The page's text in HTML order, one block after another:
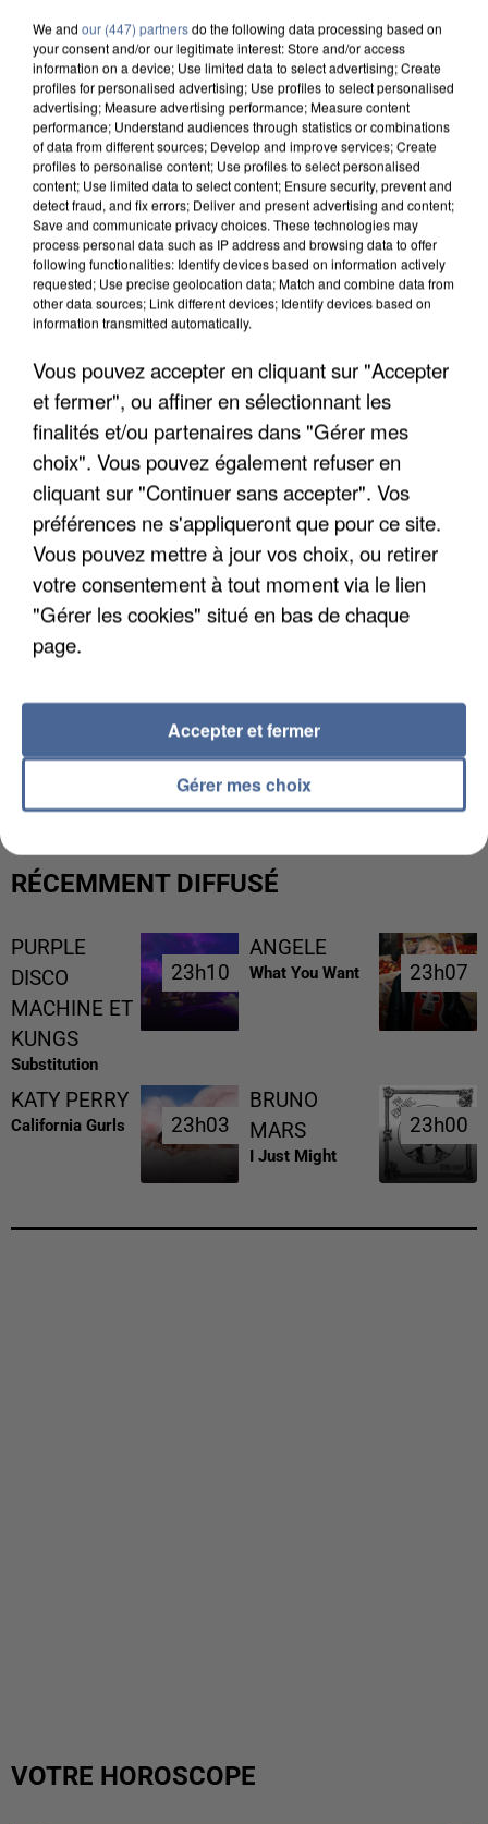
UN SECOND CADRE DE LA DZ MAFIA
UNE TOURISTE DE L’OISE EMPORTÉE PAR UNE
COULÉE DE BOUE EN HAUTE-SAVOIE
RÉCEMMENT DIFFUSÉ
PURPLE
DISCO
MACHINE ET
KUNGS
Substitution
23h10
23h10
ANGELE
What You Want 23h07
23h07
KATY PERRY
California Gurls 23h03
23h03
BRUNO
MARS
I Just Might
23h00
23h00
VOTRE HOROSCOPE
We and our (447) partnersdo the following data processing based on
your consent and/or our legitimate interest: Store and/or access
information on a device; Use limited data to select advertising; Create
profiles for personalised advertising; Use profiles to select personalised
advertising; Measure advertising performance; Measure content
performance; Understand audiences through statistics or combinations
of data from different sources; Develop and improve services; Create
profiles to personalise content; Use profiles to select personalised
content; Use limited data to select content; Ensure security, prevent and
detect fraud, and fix errors; Deliver and present advertising and content;
Save and communicate privacy choices. These technologies may
process personal data such as IP address and browsing data to offer
following functionalities: Identify devices based on information actively
requested; Use precise geolocation data; Match and combine data from
other data sources; Link different devices; Identify devices based on
information transmitted automatically.
Vous pouvez accepter en cliquant sur "Accepter
et fermer", ou affiner en sélectionnant les
finalités et/ou partenaires dans "Gérer mes
choix". Vous pouvez également refuser en
cliquant sur "Continuer sans accepter". Vos
préférences ne s'appliqueront que pour ce site.
Vous pouvez mettre à jour vos choix, ou retirer
votre consentement à tout moment via le lien
"Gérer les cookies" situé en bas de chaque
page.
Gérer mes choix
Accepter et fermer